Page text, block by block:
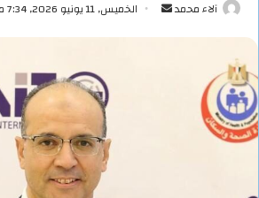
آلاء محمد
أرسل الخميس, 11 يونيو 2026, 7:34 م